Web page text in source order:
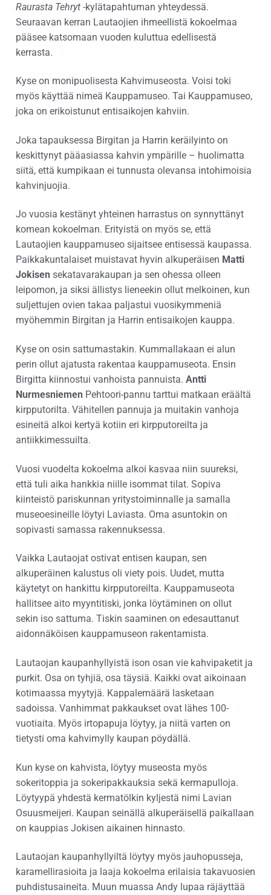
Raurasta Tehryt -kylätapahtuman yhteydessä.
Seuraavan kerran Lautaojien ihmeellistä kokoelmaa
pääsee katsomaan vuoden kuluttua edellisestä
kerrasta.
Kyse on monipuolisesta Kahvimuseosta. Voisi toki
myös käyttää nimeä Kauppamuseo. Tai Kauppamuseo,
joka on erikoistunut entisaikojen kahviin.
Joka tapauksessa Birgitan ja Harrin keräilyinto on
keskittynyt pääasiassa kahvin ympärille – huolimatta
siitä, että kumpikaan ei tunnusta olevansa intohimoisia
kahvinjuojia.
Jo vuosia kestänyt yhteinen harrastus on synnyttänyt
komean kokoelman. Erityistä on myös se, että
Lautaojien kauppamuseo sijaitsee entisessä kaupassa.
Paikkakuntalaiset muistavat hyvin alkuperäisen Matti
Jokisen sekatavarakaupan ja sen ohessa olleen
leipomon, ja siksi ällistys lieneekin ollut melkoinen, kun
suljettujen ovien takaa paljastui vuosikymmeniä
myöhemmin Birgitan ja Harrin entisaikojen kauppa.
Kyse on osin sattumastakin. Kummallakaan ei alun
perin ollut ajatusta rakentaa kauppamuseota. Ensin
Birgitta kiinnostui vanhoista pannuista. Antti
Nurmesniemen Pehtoori-pannu tarttui matkaan eräältä
kirpputorilta. Vähitellen pannuja ja muitakin vanhoja
esineitä alkoi kertyä kotiin eri kirpputoreilta ja
antiikkimessuilta.
Vuosi vuodelta kokoelma alkoi kasvaa niin suureksi,
että tuli aika hankkia niille isommat tilat. Sopiva
kiinteistö pariskunnan yritystoiminnalle ja samalla
museoesineille löytyi Laviasta. Oma asuntokin on
sopivasti samassa rakennuksessa.
Vaikka Lautaojat ostivat entisen kaupan, sen
alkuperäinen kalustus oli viety pois. Uudet, mutta
käytetyt on hankittu kirpputoreilta. Kauppamuseota
hallitsee aito myyntitiski, jonka löytäminen on ollut
sekin iso sattuma. Tiskin saaminen on edesauttanut
aidonnäköisen kauppamuseon rakentamista.
Lautaojan kaupanhyllyistä ison osan vie kahvipaketit ja
purkit. Osa on tyhjiä, osa täysiä. Kaikki ovat aikoinaan
kotimaassa myytyjä. Kappalemäärä lasketaan
sadoissa. Vanhimmat pakkaukset ovat lähes 100-
vuotiaita. Myös irtopapuja löytyy, ja niitä varten on
tietysti oma kahvimylly kaupan pöydällä.
Kun kyse on kahvista, löytyy museosta myös
sokeritoppia ja sokeripakkauksia sekä kermapulloja.
Löytyypä yhdestä kermatölkin kyljestä nimi Lavian
Osuusmeijeri. Kaupan seinällä alkuperäisellä paikallaan
on kauppias Jokisen aikainen hinnasto.
Lautaojan kaupanhyllyiltä löytyy myös jauhopusseja,
karamellirasioita ja laaja kokoelma erilaisia takavuosien
puhdistusaineita. Muun muassa Andy lupaa räjäyttää